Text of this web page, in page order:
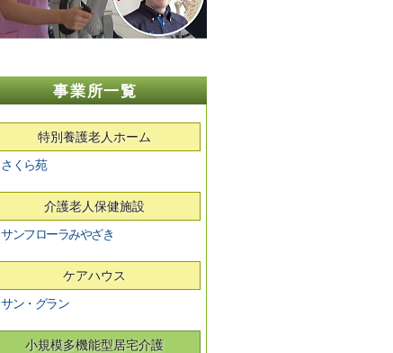
事業所一覧
特別養護老人ホーム
さくら苑
介護老人保健施設
サンフローラみやざき
ケアハウス
サン・グラン
小規模多機能型居宅介護